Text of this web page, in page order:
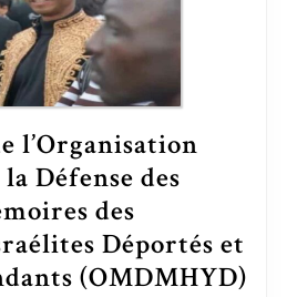
l’Organisation
Défense des
des
Déportés et
(OMDMHYD)